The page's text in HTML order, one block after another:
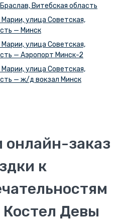
Витебская область
улица Советская,
— Минск
улица Советская,
— Аэропорт Минск-2
улица Советская,
— ж/д вокзал Минск
онлайн-заказ
к
Костел Девы